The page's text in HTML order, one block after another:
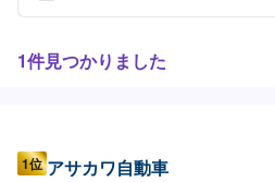
1件見つかりました
1位 アサカワ自動車